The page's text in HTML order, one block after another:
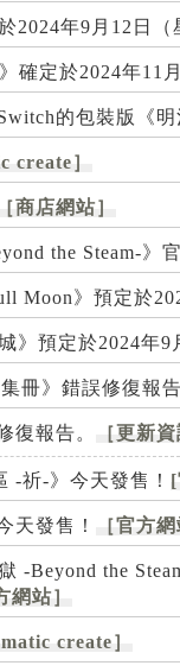
2024年9月12日（
確定於2024年11
的包裝版《
create］
［商店網站］
the Steam-》
Moon》預定於
》預定於2024年9
冊》錯誤修復報告
復報告。 ［更新資
-祈-》今天發售！
天發售！ ［官方網
-Beyond the
網站］
create］